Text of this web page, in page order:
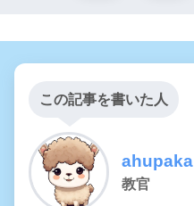
この記事を書いた人
ahupaka
教官